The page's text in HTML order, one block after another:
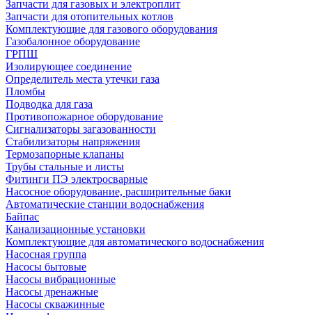
Запчасти для газовых и электроплит
Запчасти для отопительных котлов
Комплектующие для газового оборудования
Газобалонное оборудование
ГРПШ
Изолирующее соединение
Определитель места утечки газа
Пломбы
Подводка для газа
Противопожарное оборудование
Сигнализаторы загазованности
Стабилизаторы напряжения
Термозапорные клапаны
Трубы стальные и листы
Фитинги ПЭ электросварные
Насосное оборудование, расширительные баки
Автоматические станции водоснабжения
Байпас
Канализационные установки
Комплектующие для автоматического водоснабжения
Насосная группа
Насосы бытовые
Насосы вибрационные
Насосы дренажные
Насосы скважинные